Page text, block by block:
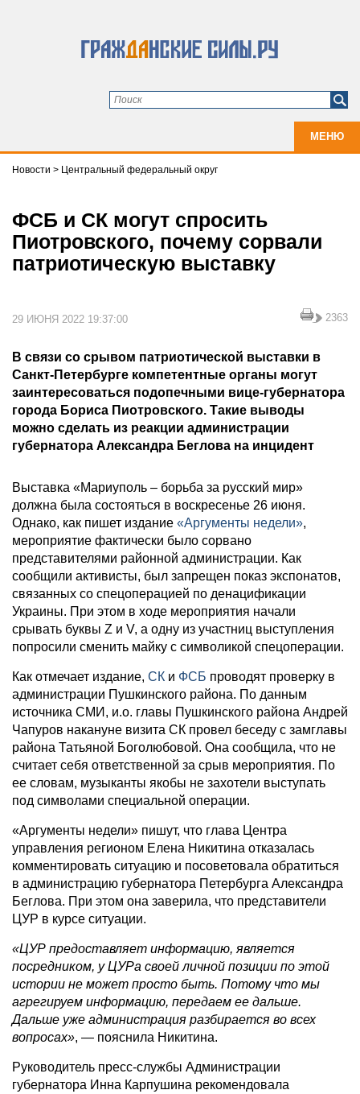
МЕНЮ
Новости > Центральный федеральный округ
ФСБ и СК могут спросить
Пиотровского, почему сорвали
патриотическую выставку
29 ИЮНЯ 2022 19:37:00 2363
В связи со срывом патриотической выставки в
Санкт-Петербурге компетентные органы могут
заинтересоваться подопечными вице-губернатора
города Бориса Пиотровского. Такие выводы
можно сделать из реакции администрации
губернатора Александра Беглова на инцидент
Выставка «Мариуполь – борьба за русский мир»
должна была состояться в воскресенье 26 июня.
Однако, как пишет издание «Аргументы недели»,
мероприятие фактически было сорвано
представителями районной администрации. Как
сообщили активисты, был запрещен показ экспонатов,
связанных со спецоперацией по денацификации
Украины. При этом в ходе мероприятия начали
срывать буквы Z и V, а одну из участниц выступления
попросили сменить майку с символикой спецоперации.
Как отмечает издание, СК и ФСБ проводят проверку в
администрации Пушкинского района. По данным
источника СМИ, и.о. главы Пушкинского района Андрей
Чапуров накануне визита СК провел беседу с замглавы
района Татьяной Боголюбовой. Она сообщила, что не
считает себя ответственной за срыв мероприятия. По
ее словам, музыканты якобы не захотели выступать
под символами специальной операции.
«Аргументы недели» пишут, что глава Центра
управления регионом Елена Никитина отказалась
комментировать ситуацию и посоветовала обратиться
в администрацию губернатора Петербурга Александра
Беглова. При этом она заверила, что представители
ЦУР в курсе ситуации.
«ЦУР предоставляет информацию, является
посредником, у ЦУРа своей личной позиции по этой
истории не может просто быть. Потому что мы
агрегируем информацию, передаем ее дальше.
Дальше уже администрация разбирается во всех
вопросах», — пояснила Никитина.
Руководитель пресс-службы Администрации
губернатора Инна Карпушина рекомендовала